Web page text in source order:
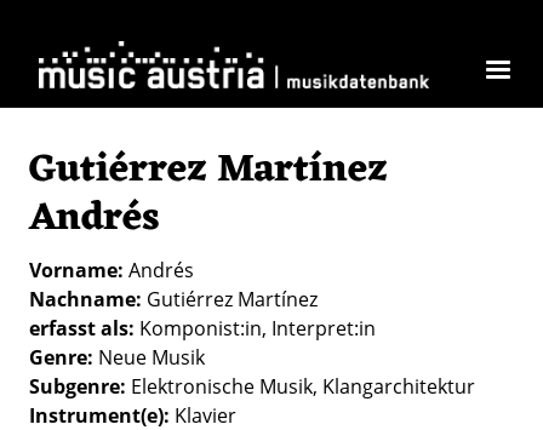
Gutiérrez Martínez
Andrés
Vorname Andrés
Nachname Gutiérrez Martínez
erfasst als Komponist:in Interpret:in
Genre Neue Musik
Subgenre Elektronische Musik Klangarchitektur
Instrument(e) Klavier